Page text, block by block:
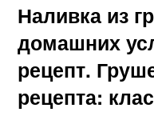
Настойка с
Настойка на
Наливка из
домашних
рецепт.
рецепта: